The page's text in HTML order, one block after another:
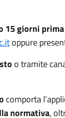
15 giorni prima
oppure
o tramite
comporta
normativa,